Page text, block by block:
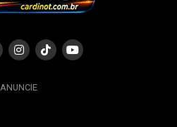
ANUNCIE